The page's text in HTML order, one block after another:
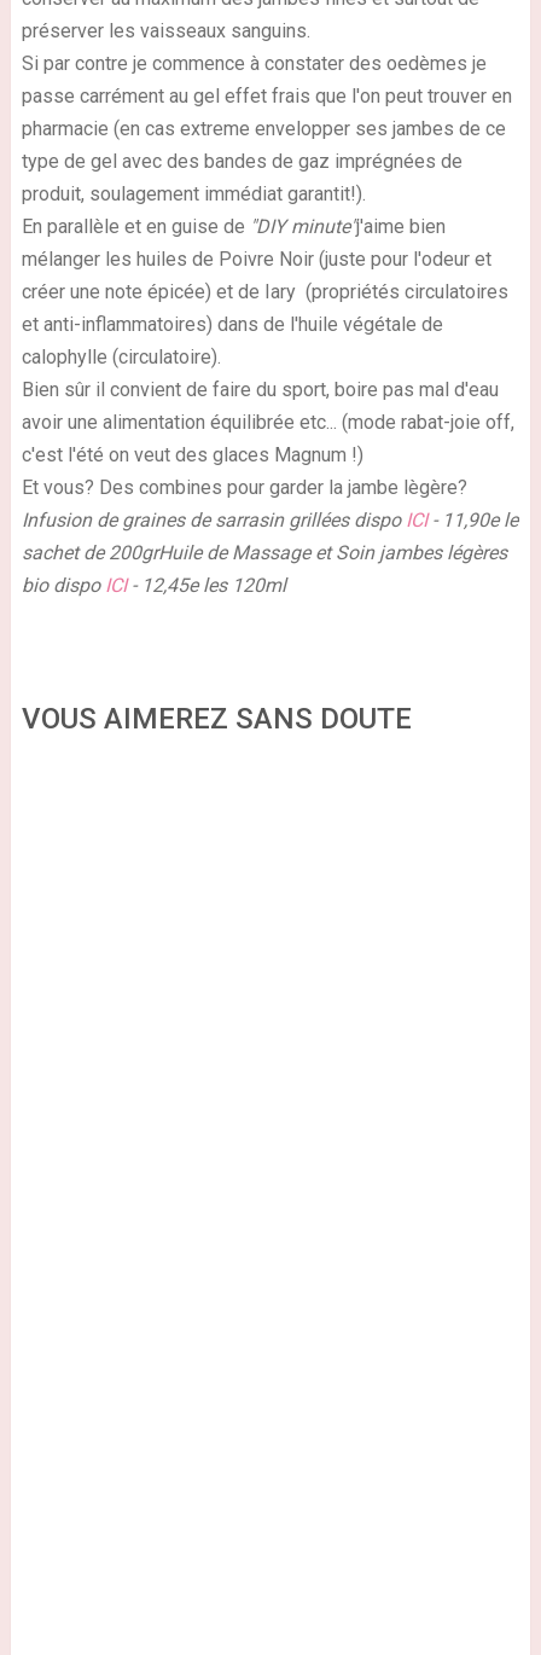
préserver les vaisseaux sanguins.
Si par contre je commence à constater des oedèmes je
passe carrément au gel effet frais que l'on peut trouver en
pharmacie (en cas extreme envelopper ses jambes de ce
type de gel avec des bandes de gaz imprégnées de
produit, soulagement immédiat garantit!).
En parallèle et en guise de "DIY minute"j'aime bien
mélanger les huiles de Poivre Noir (juste pour l'odeur et
créer une note épicée) et de Iary (propriétés circulatoires
et anti-inflammatoires) dans de l'huile végétale de
calophylle (circulatoire).
Bien sûr il convient de faire du sport, boire pas mal d'eau
avoir une alimentation équilibrée etc... (mode rabat-joie off,
c'est l'été on veut des glaces Magnum !)
Et vous? Des combines pour garder la jambe lègère?
Infusion de graines de sarrasin grillées dispo ICI- 11,90e le
sachet de 200grHuile de Massage et Soin jambes légères
bio dispo ICI- 12,45e les 120ml
VOUS AIMEREZ SANS DOUTE